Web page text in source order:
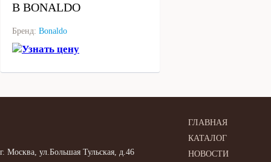
B BONALDO
Бренд: Bonaldo
Узнать цену
г. Москва, ул.Большая Тульская, д.46
ГЛАВНАЯ
КАТАЛОГ
НОВОСТИ